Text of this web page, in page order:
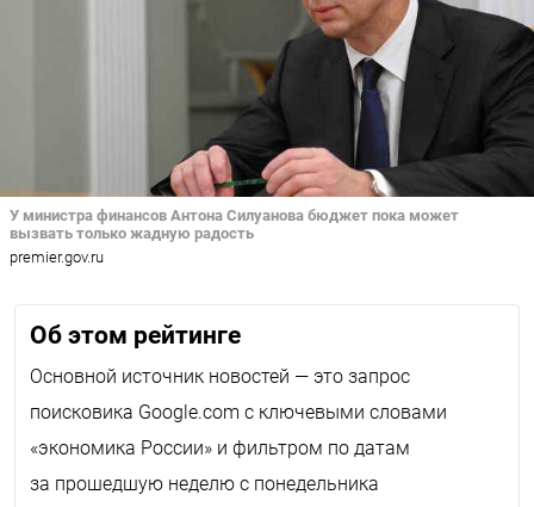
У министра финансов Антона Силуанова бюджет пока может
вызвать только жадную радость
premier.gov.ru
Об этом рейтинге
Основной источник новостей — это запрос
поисковика Google.com с ключевыми словами
«экономика России» и фильтром по датам
за прошедшую неделю с понедельника